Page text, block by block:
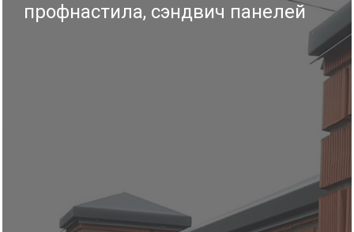
профнастила, сэндвич панелей